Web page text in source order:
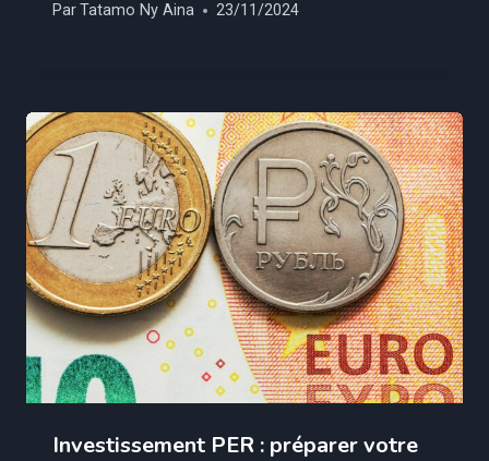
ParTatamo Ny Aina 23/11/2024
Investissement PER : préparer votre